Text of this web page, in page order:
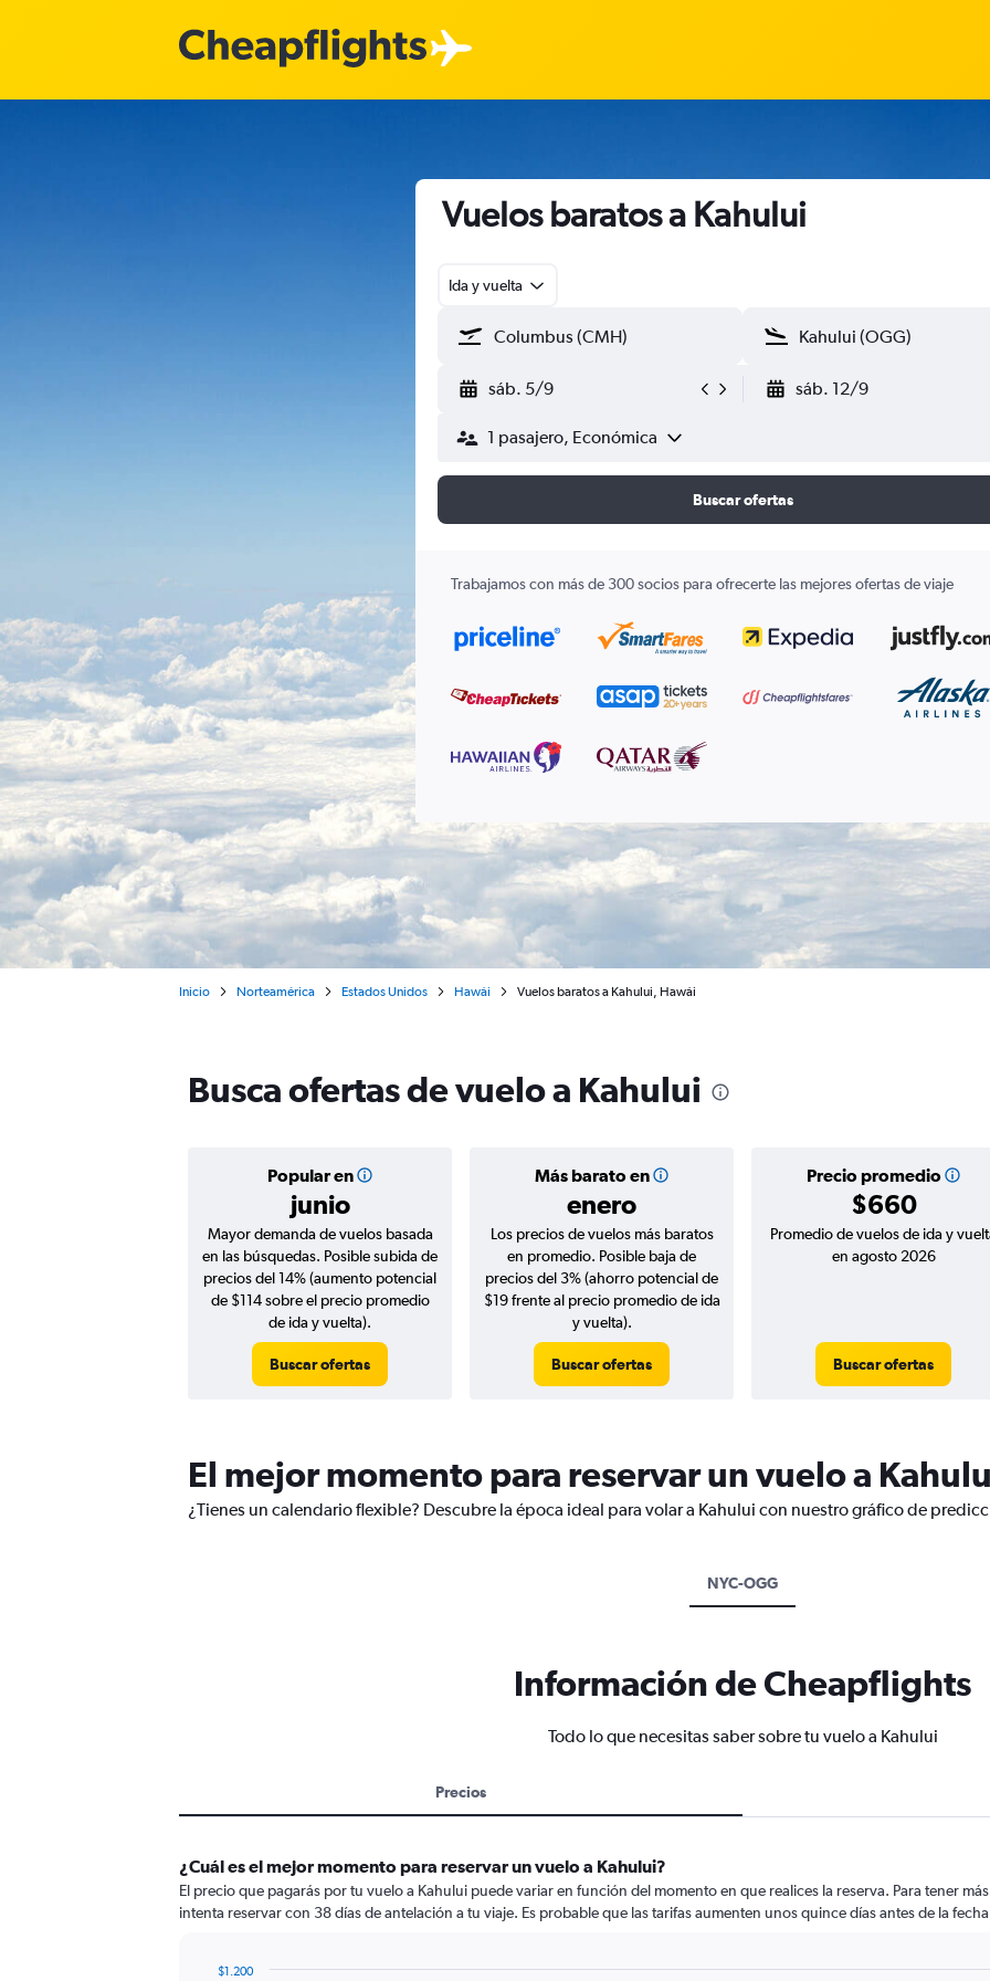
Vuelos baratos a Kahului
Ida y vuelta
sáb. 5/9 sáb. 12/9
1 pasajero, Económica
Buscar ofertas
Trabajamos con más de 300 socios para ofrecerte las mejores ofertas de viaje
Inicio Norteamérica Estados Unidos Hawái Vuelos baratos a Kahului, Hawái
Busca ofertas de vuelo a Kahului
Popular en
junio
Más barato en
enero
Precio promedio
$660
Mayor demanda de vuelos basada
en las búsquedas. Posible subida de
precios del 14% (aumento potencial
de $114 sobre el precio promedio
de ida y vuelta).
Buscar ofertas
Los precios de vuelos más baratos
en promedio. Posible baja de
precios del 3% (ahorro potencial de
$19 frente al precio promedio de ida
y vuelta).
Buscar ofertas
Promedio de vuelos de ida y
en agosto 2026
Buscar ofertas
El mejor momento para reservar un vuelo a
¿Tienes un calendario flexible? Descubre la época ideal para volar a Kahului con nuestro gráfico de
NYC-OGG
Información de Cheapflights
Todo lo que necesitas saber sobre tu vuelo a Kahului
Precios
¿Cuál es el mejor momento para reservar un vuelo a Kahului?
El precio que pagarás por tu vuelo a Kahului puede variar en función del momento en que realices la reserva. Para tener
intenta reservar con 38 días de antelación a tu viaje. Es probable que las tarifas aumenten unos quince días antes de la
$1.200